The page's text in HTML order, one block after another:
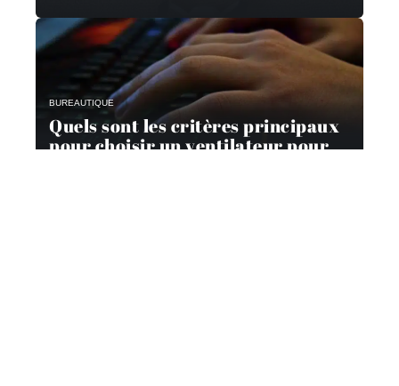
BUREAUTIQUE
Quels sont les critères principaux
pour choisir un ventilateur pour